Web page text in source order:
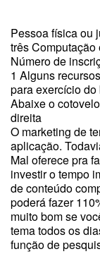
Pessoa física ou
três Computação
Número de
1 Alguns
para exercício
Abaixe o
direita
O marketing de
aplicação.
Mal oferece pra
investir o tempo
de conteúdo
poderá fazer
muito bom se
tema todos os
função de